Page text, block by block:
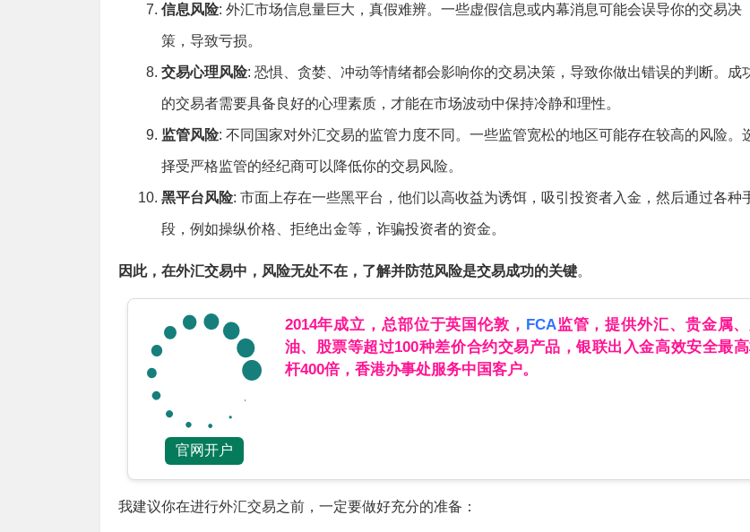
信息风险: 外汇市场信息量巨大，真假难辨。一些虚假信息或内幕消息可能会误导你的交易决
策，导致亏损。
交易心理风险: 恐惧、贪婪、冲动等情绪都会影响你的交易决策，导致你做出错误的判断。成
的交易者需要具备良好的心理素质，才能在市场波动中保持冷静和理性。
监管风险: 不同国家对外汇交易的监管力度不同。一些监管宽松的地区可能存在较高的风险。
择受严格监管的经纪商可以降低你的交易风险。
黑平台风险: 市面上存在一些黑平台，他们以高收益为诱饵，吸引投资者入金，然后通过各种
段，例如操纵价格、拒绝出金等，诈骗投资者的资金。
因此，在外汇交易中，风险无处不在，了解并防范风险是交易成功的关键。
官网开户
2014年成立，总部位于英国伦敦， FCA监管，提供外汇、贵金属
油、股票等超过100种差价合约交易产品，银联出入金高效安全最
杆400倍，香港办事处服务中国客户。
我建议你在进行外汇交易之前，一定要做好充分的准备：